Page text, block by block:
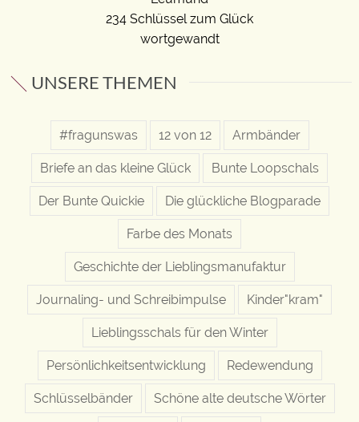
234 Schlüssel zum Glück
wortgewandt
UNSERE THEMEN
#fragunswas 12 von 12 Armbänder
Briefe an das kleine Glück Bunte Loopschals
Der Bunte Quickie Die glückliche Blogparade
Farbe des Monats
Geschichte der Lieblingsmanufaktur
Journaling- und Schreibimpulse Kinder"kram"
Lieblingsschals für den Winter
Persönlichkeitsentwicklung Redewendung
Schlüsselbänder Schöne alte deutsche Wörter